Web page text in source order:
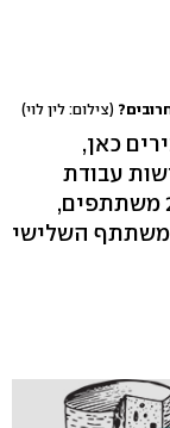
(צילום: לין לוי)
כאן,
עבודת
צוות. הסדנאות הללו מיועדות ל-25-12 משתתפים,
מהמשתתף השלישי